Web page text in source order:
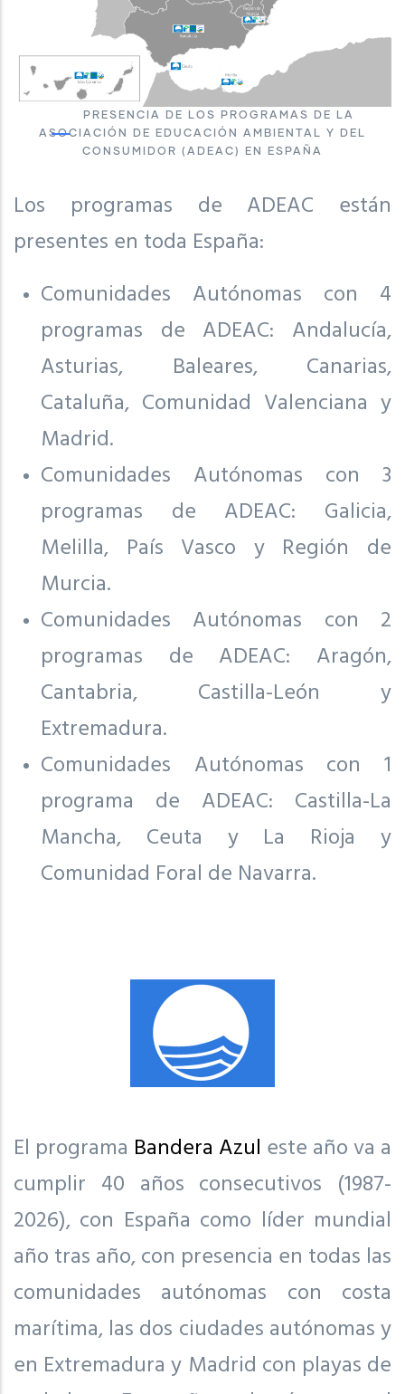
PRESENCIA DE LOS PROGRAMAS DE LA
ASOCIACIÓN DE EDUCACIÓN AMBIENTAL Y DEL
CONSUMIDOR (ADEAC) EN ESPAÑA
Los programas de ADEAC están
presentes en toda España:
Comunidades Autónomas con 4
programas de ADEAC: Andalucía,
Asturias, Baleares, Canarias,
Cataluña, Comunidad Valenciana y
Madrid.
Comunidades Autónomas con 3
programas de ADEAC: Galicia,
Melilla, País Vasco y Región de
Murcia.
Comunidades Autónomas con 2
programas de ADEAC: Aragón,
Cantabria, Castilla-León y
Extremadura.
Comunidades Autónomas con 1
programa de ADEAC: Castilla-La
Mancha, Ceuta y La Rioja y
Comunidad Foral de Navarra.
El programa Bandera Azul este año va a
cumplir 40 años consecutivos (1987-
2026), con España como líder mundial
año tras año, con presencia en todas las
comunidades autónomas con costa
marítima, las dos ciudades autónomas y
en Extremadura y Madrid con playas de